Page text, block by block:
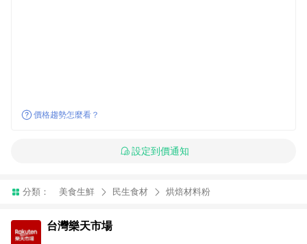
價格趨勢怎麼看？
設定到價通知
分類： 美食生鮮 民生食材 烘焙材料粉
台灣樂天市場